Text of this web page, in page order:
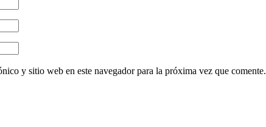
y sitio web en este navegador para la próxima vez que comente.